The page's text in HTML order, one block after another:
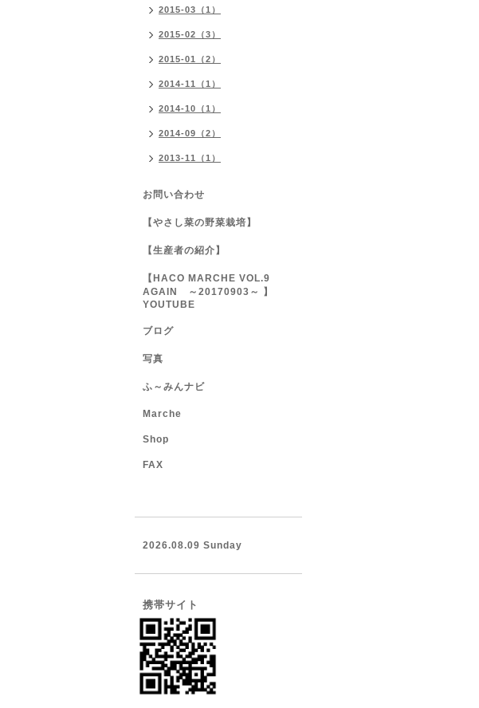
2015-03（1）
2015-02（3）
2015-01（2）
2014-11（1）
2014-10（1）
2014-09（2）
2013-11（1）
お問い合わせ
【やさし菜の野菜栽培】
【生産者の紹介】
【HACO MARCHE VOL.9
AGAIN ～20170903～ 】
YOUTUBE
ブログ
写真
ふ～みんナビ
Marche
Shop
FAX
2026.08.09 Sunday
携帯サイト